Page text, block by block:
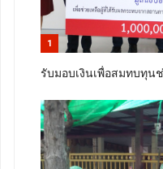
1
รับมอบเงินเพื่อสมทบทุน